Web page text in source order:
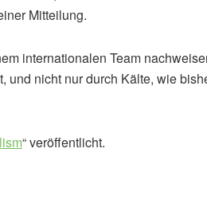
Mitteilung.
internationalen Team
und nicht nur durch Kälte, wie
“ veröffentlicht.